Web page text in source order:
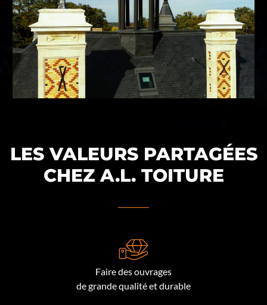
LES VALEURS PARTAGÉES
CHEZ A.L. TOITURE
Faire des ouvrages
de grande qualité et durable